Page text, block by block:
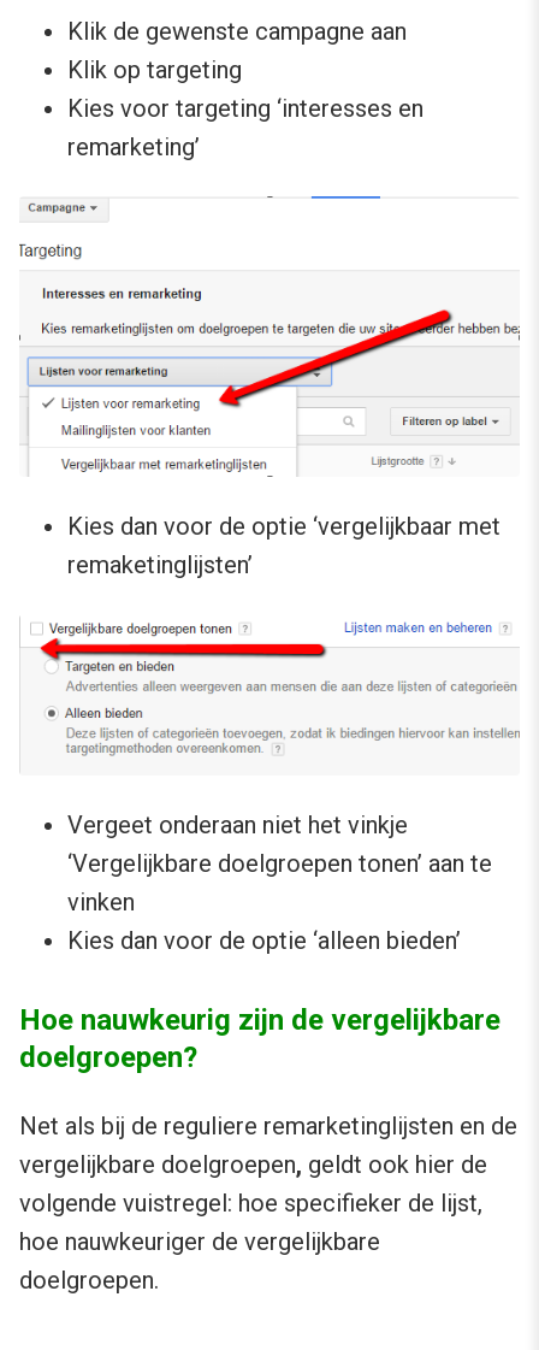
Klik de gewenste campagne aan
Klik op targeting
Kies voor targeting ‘interesses en
remarketing’
Kies dan voor de optie ‘vergelijkbaar met
remaketinglijsten’
Vergeet onderaan niet het vinkje
‘Vergelijkbare doelgroepen tonen’ aan te
vinken
Kies dan voor de optie ‘alleen bieden’
Hoe nauwkeurig zijn de vergelijkbare
doelgroepen?
Net als bij de reguliere remarketinglijsten en de
vergelijkbare doelgroepen, geldt ook hier de
volgende vuistregel: hoe specifieker de lijst,
hoe nauwkeuriger de vergelijkbare
doelgroepen.